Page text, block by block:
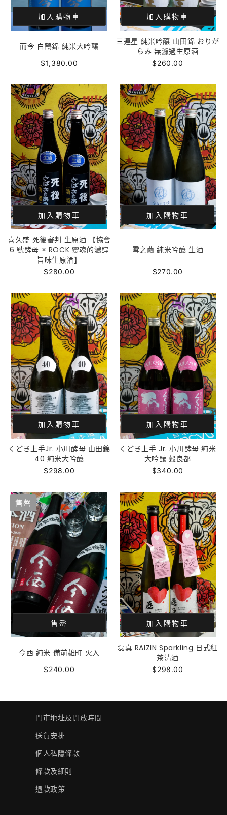
加入購物車
而今 白鶴錦 純米大吟釀
$1,380.00
加入購物車
三連星 純米吟釀 山田錦 おりが
らみ 無濾過生原酒
$260.00
加入購物車
喜久盛 死後審判 生原酒 【協會
6 號酵母 × ROCK 靈魂的濃醇
旨味生原酒】
$280.00
加入購物車
雪之繭 純米吟釀 生酒
$270.00
加入購物車
くどき上手Jr. 小川酵母 山田錦
40 純米大吟釀
$298.00
加入購物車
くどき上手 Jr. 小川酵母 純米
大吟釀 穀良都
$340.00
售罄
售罄
今西 純米 備前雄町 火入
$240.00
加入購物車
磊真 RAIZIN Sparkling 日式紅
茶清酒
$298.00
門市地址及開放時間
送貨安排
個人私隱條款
條款及細則
退款政策